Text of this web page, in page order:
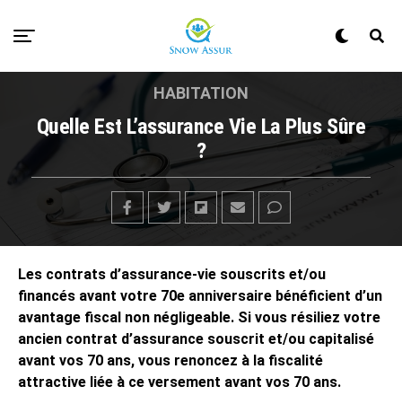
HABITATION
Quelle Est L’assurance Vie La Plus Sûre
?
Les contrats d’assurance-vie souscrits et/ou
financés avant votre 70e anniversaire bénéficient d’un
avantage fiscal non négligeable. Si vous résiliez votre
ancien contrat d’assurance souscrit et/ou capitalisé
avant vos 70 ans, vous renoncez à la fiscalité
attractive liée à ce versement avant vos 70 ans.